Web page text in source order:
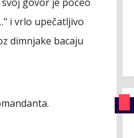
i vrlo upečatljivo
dimnjake bacaju